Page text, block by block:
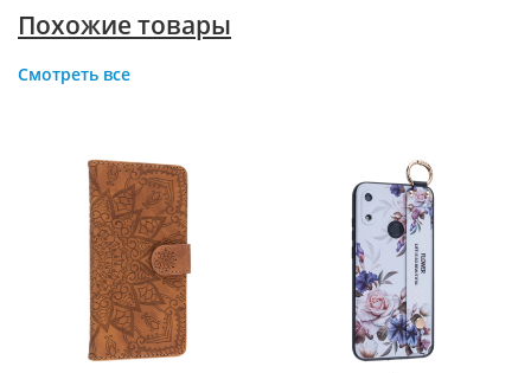
Похожие товары
Смотреть все